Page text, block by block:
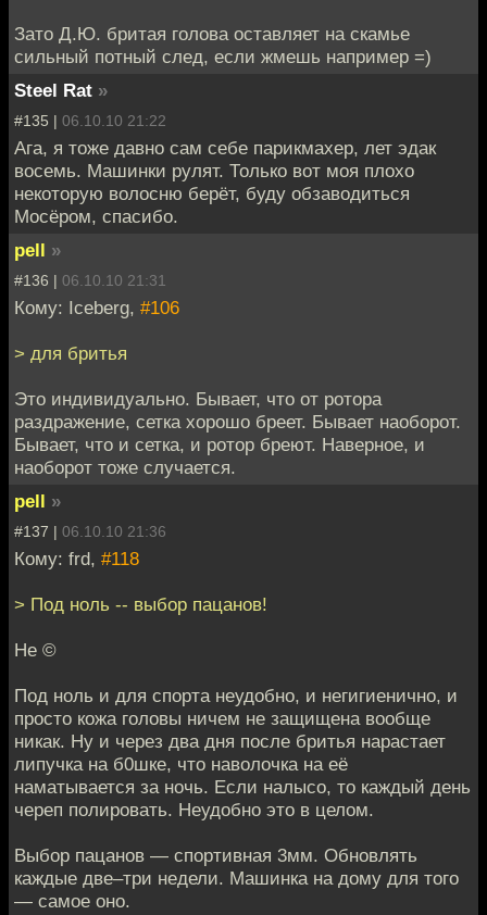
Зато Д.Ю. бритая голова оставляет на скамье
сильный потный след, если жмешь например =)
Steel Rat »
#135 | 06.10.10 21:22
Ага, я тоже давно сам себе парикмахер, лет эдак
восемь. Машинки рулят. Только вот моя плохо
некоторую волосню берёт, буду обзаводиться
Мосёром, спасибо.
pell »
#136 | 06.10.10 21:31
Кому: Iceberg, #106
> для бритья
Это индивидуально. Бывает, что от ротора
раздражение, сетка хорошо бреет. Бывает наоборот.
Бывает, что и сетка, и ротор бреют. Наверное, и
наоборот тоже случается.
pell »
#137 | 06.10.10 21:36
Кому: frd, #118
> Под ноль -- выбор пацанов!
Не ©
Под ноль и для спорта неудобно, и негигиенично, и
просто кожа головы ничем не защищена вообще
никак. Ну и через два дня после бритья нарастает
липучка на б0шке, что наволочка на её
наматывается за ночь. Если налысо, то каждый день
череп полировать. Неудобно это в целом.
Выбор пацанов — спортивная 3мм. Обновлять
каждые две–три недели. Машинка на дому для того
— самое оно.